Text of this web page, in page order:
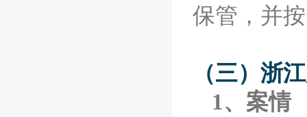
保管，并
（三）浙
1、案情